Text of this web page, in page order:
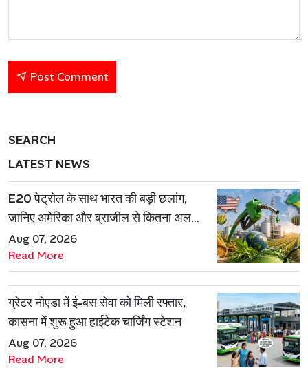
Post Comment
SEARCH
LATEST NEWS
E20 पेट्रोल के साथ भारत की बड़ी छलांग,
जानिए अमेरिका और ब्राजील से कितना अलग
है एथेनॉल मॉडल
Aug 07, 2026
Read More
ग्रेटर नोएडा में ई-बस सेवा को मिली रफ्तार,
कासना में शुरू हुआ हाईटेक चार्जिंग स्टेशन
Aug 07, 2026
Read More